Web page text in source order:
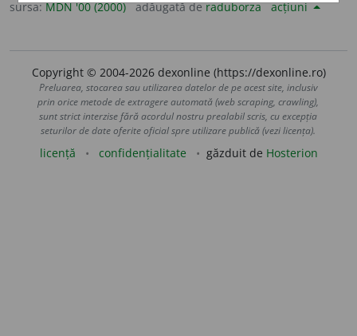
sursa:MDN '00 (2000) adăugată deraduborza acțiuni
Copyright © 2004-2026 dexonline (https://dexonline.ro)
Preluarea, stocarea sau utilizarea datelor de pe acest site, inclusiv
prin orice metode de extragere automată (web scraping, crawling),
sunt strict interzise fără acordul nostru prealabil scris, cu excepția
seturilor de date oferite oficial spre utilizare publică (vezi licența).
licență confidențialitate găzduit de Hosterion